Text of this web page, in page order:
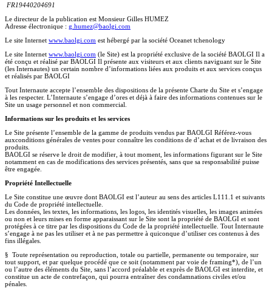
FR19440204691
Le directeur de la publication est Monsieur Gilles HUMEZ
Adresse électronique : g.humez@baolgi.com
Le site Internet www.baolgi.com est hébergé par la société Oceanet tchenology
Le site Internet www.baolgi.com (le Site) est la propriété exclusive de la société BAOLGI Il a
été conçu et réalisé par BAOLGI Il présente aux visiteurs et aux clients naviguant sur le Site
(les Internautes) un certain nombre d’informations liées aux produits et aux services conçus
et réalisés par BAOLGI
Tout Internaute accepte l’ensemble des dispositions de la présente Charte du Site et s’engage
à les respecter. L’Internaute s’engage d’ores et déjà à faire des informations contenues sur le
Site un usage personnel et non commercial.
Informations sur les produits et les services
Le Site présente l’ensemble de la gamme de produits vendus par BAOLGI Référez-vous
auxconditions générales de ventes pour connaître les conditions de d’achat et de livraison des
produits.
BAOLGI se réserve le droit de modifier, à tout moment, les informations figurant sur le Site
notamment en cas de modifications des services présentés, sans que sa responsabilité puisse
être engagée.
Propriété Intellectuelle
Le Site constitue une œuvre dont BAOLGI est l’auteur au sens des articles L111.1 et suivants
du Code de propriété intellectuelle.
Les données, les textes, les informations, les logos, les identités visuelles, les images animées
ou non et leurs mises en forme apparaissant sur le Site sont la propriété de BAOLGI et sont
protégées à ce titre par les dispositions du Code de la propriété intellectuelle. Tout Internaute
s’engage à ne pas les utiliser et à ne pas permettre à quiconque d’utiliser ces contenus à des
fins illégales.
§ Toute représentation ou reproduction, totale ou partielle, permanente ou temporaire, sur
tout support, et par quelque procédé que ce soit (notamment par voie de framing*), de l’un
ou l’autre des éléments du Site, sans l’accord préalable et exprès de BAOLGI est interdite, et
constitue un acte de contrefaçon, qui pourra entraîner des condamnations civiles et/ou
pénales.